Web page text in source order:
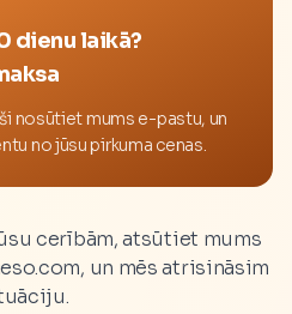
dienu laikā?
nosūtiet mums e-pastu, un
no jūsu pirkuma cenas.
cerībām, atsūtiet mums
un mēs atrisināsim